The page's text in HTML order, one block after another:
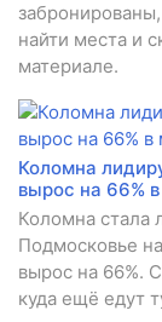
найти места и
материале.
Коломна
вырос на 66%
Коломна стала
Подмосковье
вырос на 66%.
куда ещё едут